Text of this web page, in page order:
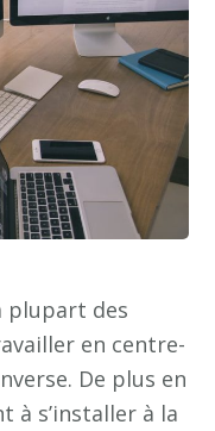
plupart des
en centre-
De plus en
à s’installer à la